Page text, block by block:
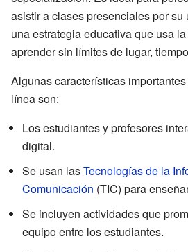
asistir a clases presenciales por
una estrategia educativa que usa
aprender sin límites de lugar,
Algunas características
línea son:
Los estudiantes y profesores
digital.
Se usan lasTecnologías de la
Comunicación (TIC) para
Se incluyen actividades que
equipo entre los estudiantes.